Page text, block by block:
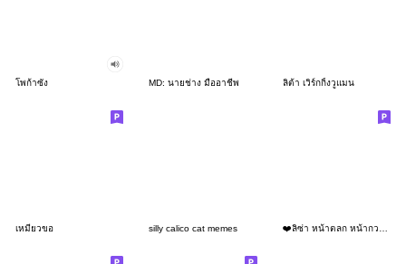
โพก้าซัง MD: นายช่าง มืออาชีพ ลิต้า เวิร์กกิ้งวูแมน
เหมียวขอ silly calico cat memes